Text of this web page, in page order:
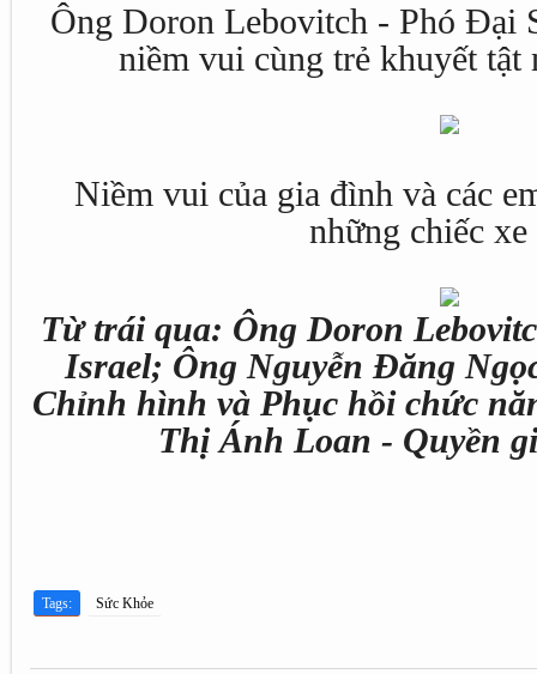
Ông Doron Lebovitch - Phó Đại
niềm vui cùng trẻ khuyết
Niềm vui của gia đình và các
những chiếc xe
Từ trái qua: Ông Doron
Israel; Ông Nguyễn Đăng
Chỉnh hình và Phục hồi chức
Thị Ánh Loan - Quyền
Tags: Sức Khỏe